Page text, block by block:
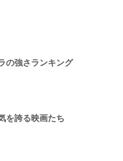
の強さランキング
を誇る映画たち